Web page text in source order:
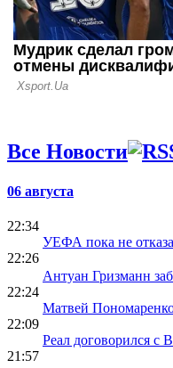
Все Новости
06 августа
22:34
УЕФА пока не
22:26
Антуан Гризманн
22:24
Матвей
22:09
Реал договорился с
21:57